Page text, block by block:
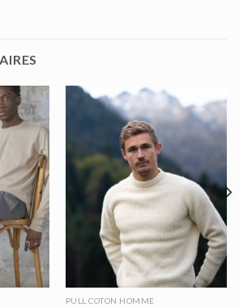
PULL COTON HOMME